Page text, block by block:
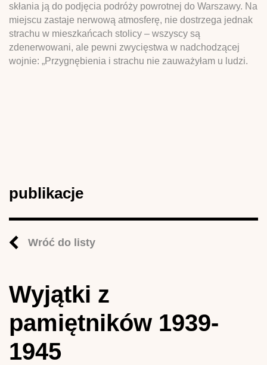
skłania ją do podjęcia podróży powrotnej do Warszawy. Na
miejscu zastaje nerwową atmosferę, nie dostrzega jednak
strachu w mieszkańcach stolicy – wszyscy są
zdenerwowani, ale pewni zwycięstwa w nadchodzącej
wojnie: „Przygnębienia i strachu nie zauważyłam u ludzi.
publikacje
Wróć do listy
Wyjątki z
pamiętników 1939-
1945